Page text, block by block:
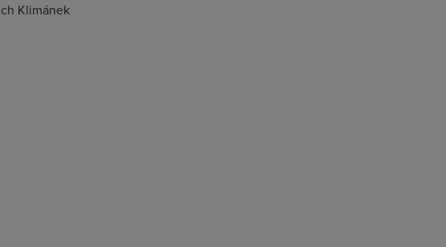
Klimánek